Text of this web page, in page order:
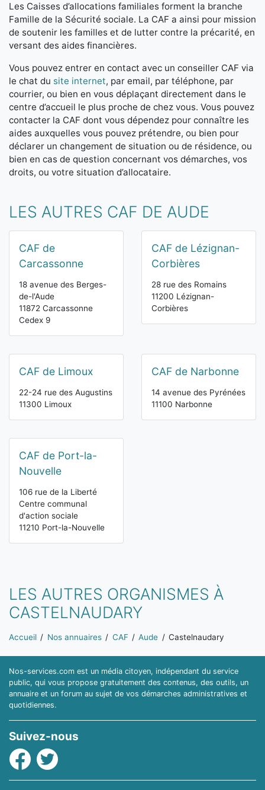
Les Caisses d’allocations familiales forment la branche
Famille de la Sécurité sociale. La CAF a ainsi pour mission
de soutenir les familles et de lutter contre la précarité, en
versant des aides financières.
Vous pouvez entrer en contact avec un conseiller CAF via
le chat du site internet, par email, par téléphone, par
courrier, ou bien en vous déplaçant directement dans le
centre d’accueil le plus proche de chez vous. Vous pouvez
contacter la CAF dont vous dépendez pour connaître les
aides auxquelles vous pouvez prétendre, ou bien pour
déclarer un changement de situation ou de résidence, ou
bien en cas de question concernant vos démarches, vos
droits, ou votre situation d’allocataire.
LES AUTRES CAF DE AUDE
CAF de
Carcassonne
18 avenue des Berges-
de-l'Aude
11872 Carcassonne
Cedex 9
CAF de Lézignan-
Corbières
28 rue des Romains
11200 Lézignan-
Corbières
CAF de Limoux
22-24 rue des Augustins
11300 Limoux
CAF de Narbonne
14 avenue des Pyrénées
11100 Narbonne
CAF de Port-la-
Nouvelle
106 rue de la Liberté
Centre communal
d'action sociale
11210 Port-la-Nouvelle
LES AUTRES ORGANISMES À
CASTELNAUDARY
Vous êtes ici:
Accueil Nos annuaires CAF Aude Castelnaudary
Nos-services.com est un média citoyen, indépendant du service
public, qui vous propose gratuitement des contenus, des outils, un
annuaire et un forum au sujet de vos démarches administratives et
quotidiennes.
Suivez-nous
Facebook
Twitter